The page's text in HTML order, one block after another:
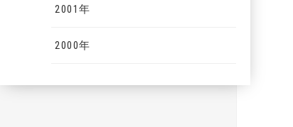
2001年
2000年